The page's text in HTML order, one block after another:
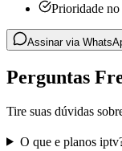
Prioridade no
Assinar via
Perguntas
Tire suas dúvidas
O que e planos